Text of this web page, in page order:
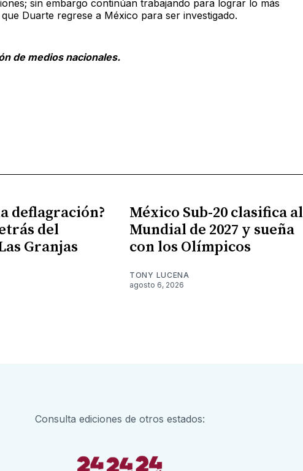
sin embargo continúan trabajando para lograr lo más
Duarte regrese a México para ser investigado.
de medios nacionales.
deflagración?
del
Granjas
México Sub-20 clasifica al
Mundial de 2027 y sueña
con los Olímpicos
TONY LUCENA
agosto 6, 2026
Consulta ediciones de otros estados: